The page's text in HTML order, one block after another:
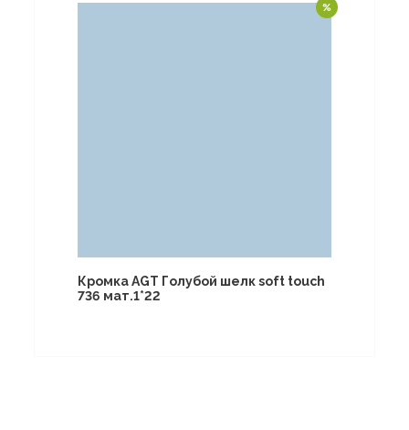
Кромка AGT Голубой шелк soft touch
736 мат.1*22